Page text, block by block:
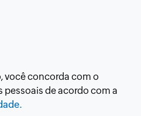
você concorda com o
de acordo com a